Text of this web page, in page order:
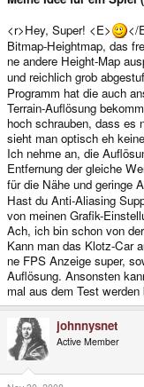
<r>Hey, Super! <E>
</
Bitmap-Heightmap, das
ne andere Height-Map
und reichlich grob
Programm hat die auch
Terrain-Auflösung
hoch schrauben, dass es
sieht man optisch eh
Ich nehme an, die
Entfernung der gleiche
für die Nähe und geringe
Hast du Anti-Aliasing
von meinen Grafik-
Ach, ich bin schon von
Kann man das Klotz-Car
ne FPS Anzeige super,
Auflösung. Ansonsten
mal aus dem Test
johnnysnet
Active Member